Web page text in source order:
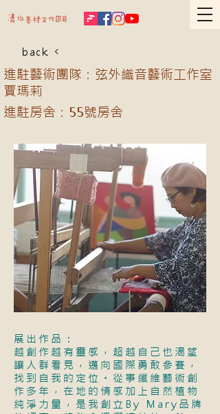
back
進駐藝術團隊：弦外織音藝術工作室
賈瑪莉
進駐房舍：55號房舍
展出作品：
越創作越有靈感，超越自己也渴望
讓人群看見，邁向國際勇敢參賽，
找到自我的定位。從事纖維藝術創
作多年，在地的情感加上自然植物
純淨力量，是我創立By Mary品牌